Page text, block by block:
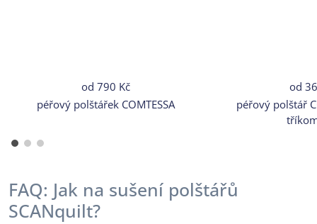
od 790 Kč
péřový polštářek COMTESSA
od
péřový polštář
FAQ: Jak na sušení polštářů
SCANquilt?